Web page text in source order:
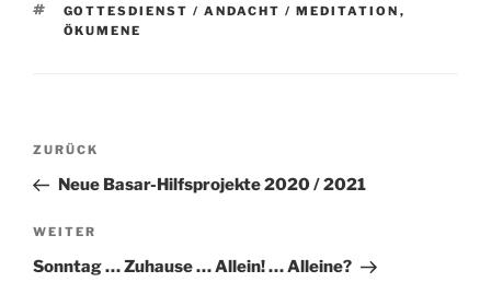
SCHLAGWÖRTER
GOTTESDIENST / ANDACHT / MEDITATION ,
ÖKUMENE
Beitragsnavigation
Vorheriger
Beitrag
ZURÜCK
Neue Basar-Hilfsprojekte 2020 / 2021
Nächster
Beitrag
WEITER
Sonntag … Zuhause … Allein! … Alleine?